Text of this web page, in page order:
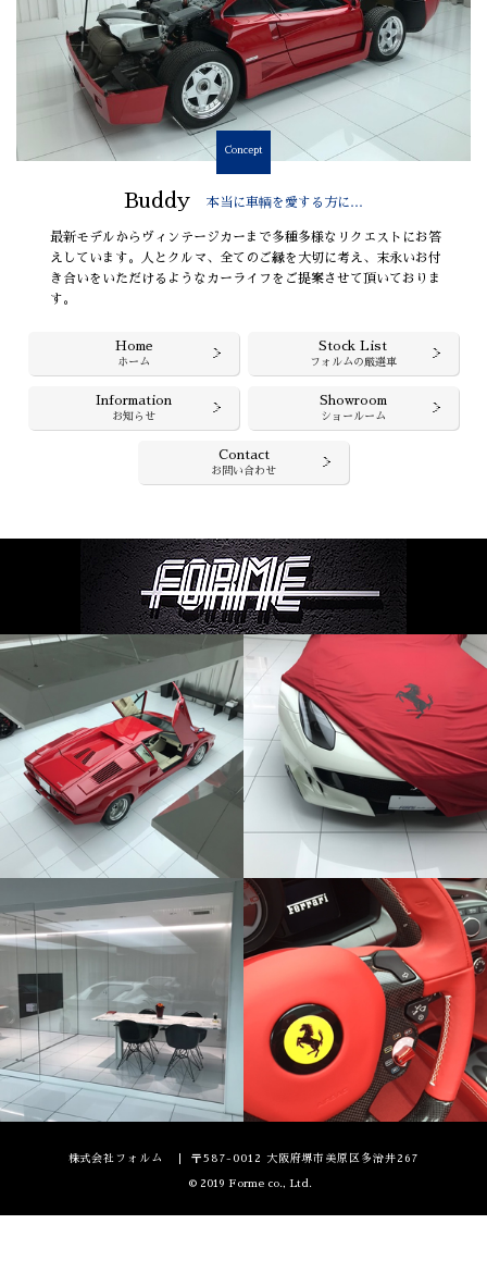
Concept
Buddy 本当に車輌を愛する方に…
最新モデルからヴィンテージカーまで多種多様なリクエストにお答
えしています。人とクルマ、全てのご縁を大切に考え、末永いお付
き合いをいただけるようなカーライフをご提案させて頂いておりま
す。
Home
ホーム
Stock List
フォルムの厳選車
Information
お知らせ
Showroom
ショールーム
Contact
お問い合わせ
株式会社フォルム 〒587-0012 大阪府堺市美原区多治井267
© 2019 Forme co., Ltd.